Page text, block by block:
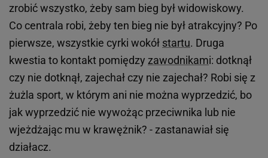
zrobić wszystko, żeby sam bieg był widowiskowy.
Co centrala robi, żeby ten bieg nie był atrakcyjny? Po
pierwsze, wszystkie cyrki wokół startu. Druga
kwestia to kontakt pomiędzy zawodnikami: dotknął
czy nie dotknął, zajechał czy nie zajechał? Robi się z
żużla sport, w którym ani nie można wyprzedzić, bo
jak wyprzedzić nie wywożąc przeciwnika lub nie
wjeżdżając mu w krawężnik? - zastanawiał się
działacz.